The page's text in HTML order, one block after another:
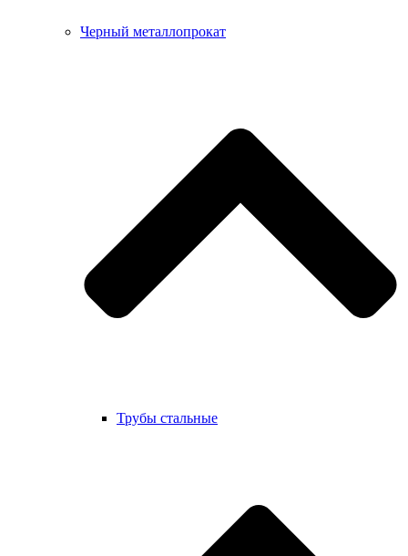
Черный металлопрокат
Трубы стальные